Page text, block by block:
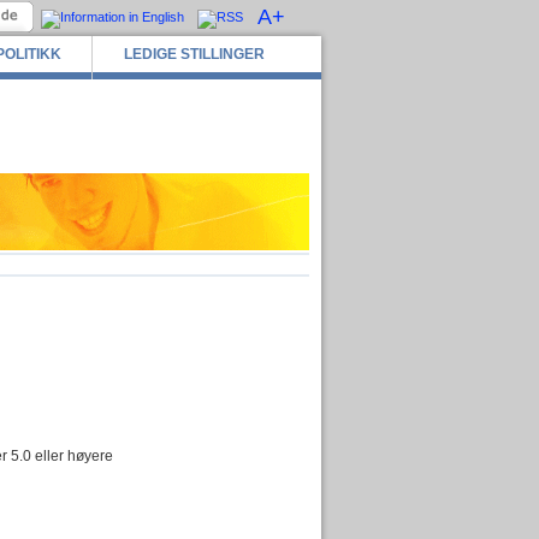
LEDIGE STILLINGER
A+
5.0 eller høyere